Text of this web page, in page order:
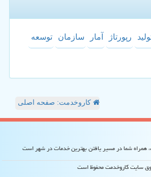
رپورتاژ آمار سازمان توسعه
کاروخدمت: صفحه اصلی
شما در مسیر یافتن بهترین خدمات در شهر است